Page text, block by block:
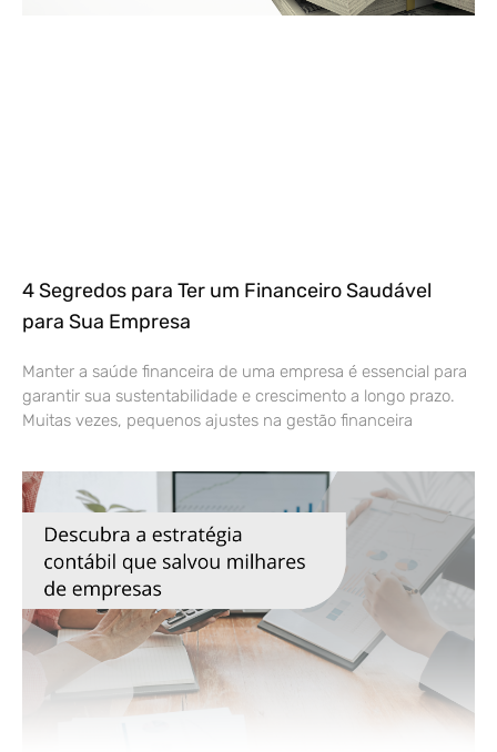
4 Segredos para Ter um Financeiro Saudável
para Sua Empresa
Manter a saúde financeira de uma empresa é essencial para
garantir sua sustentabilidade e crescimento a longo prazo.
Muitas vezes, pequenos ajustes na gestão financeira